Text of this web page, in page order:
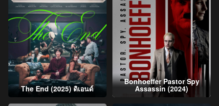
The End (2025) ดิเอนด์
Bonhoeffer Pastor Spy
Assassin (2024)